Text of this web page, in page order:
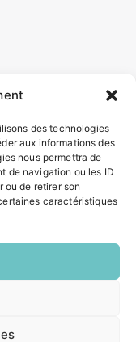
des technologies
aux informations des
nous permettra de
de navigation ou les ID
ou de retirer son
caractéristiques